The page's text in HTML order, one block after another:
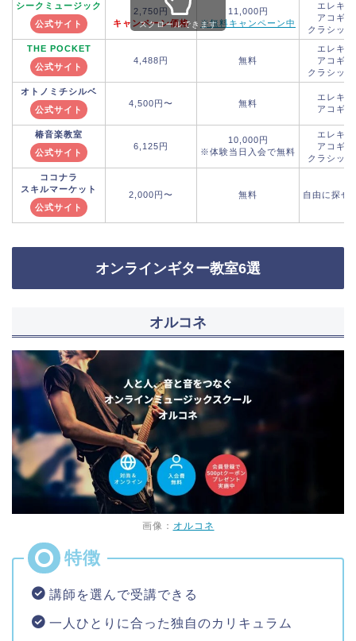
シークミュージック
公式サイト
2,750円
キャンペーン価格
11,000円
※無料キャンペーン中
エレキ
アコギ
クラシック
THE POCKET
公式サイト
4,488円 無料
エレキ
アコギ
クラシック
オトノミチシルベ
公式サイト
4,500円〜 無料
エレキ
アコギ
椿音楽教室
公式サイト
6,125円
10,000円
※体験当日入会で無料
エレキ
アコギ
クラシック
ココナラ
スキルマーケット
公式サイト
2,000円〜 無料 自由に探せ
スクロールできます
オンラインギター教室6選
オルコネ
画像： オルコネ
講師を選んで受講できる
一人ひとりに合った独自のカリキュラム